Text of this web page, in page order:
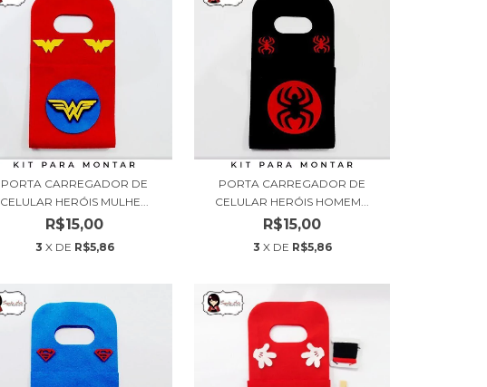
PORTA CARREGADOR DE
CELULAR HERÓIS MULHE...
R$15,00
3 X DE R$5,86
PORTA CARREGADOR DE
CELULAR HERÓIS HOMEM...
R$15,00
3 X DE R$5,86